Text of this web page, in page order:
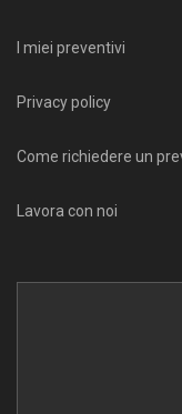
I miei preventivi
Privacy policy
Come richiedere un
Lavora con noi